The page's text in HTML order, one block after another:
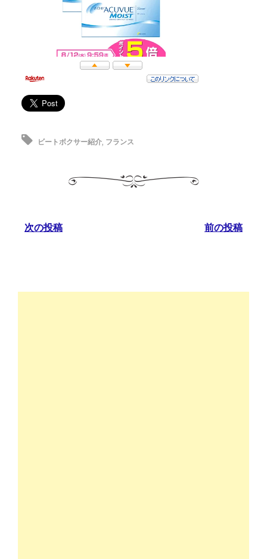
ビートボクサー紹介, フランス
次の投稿 前の投稿